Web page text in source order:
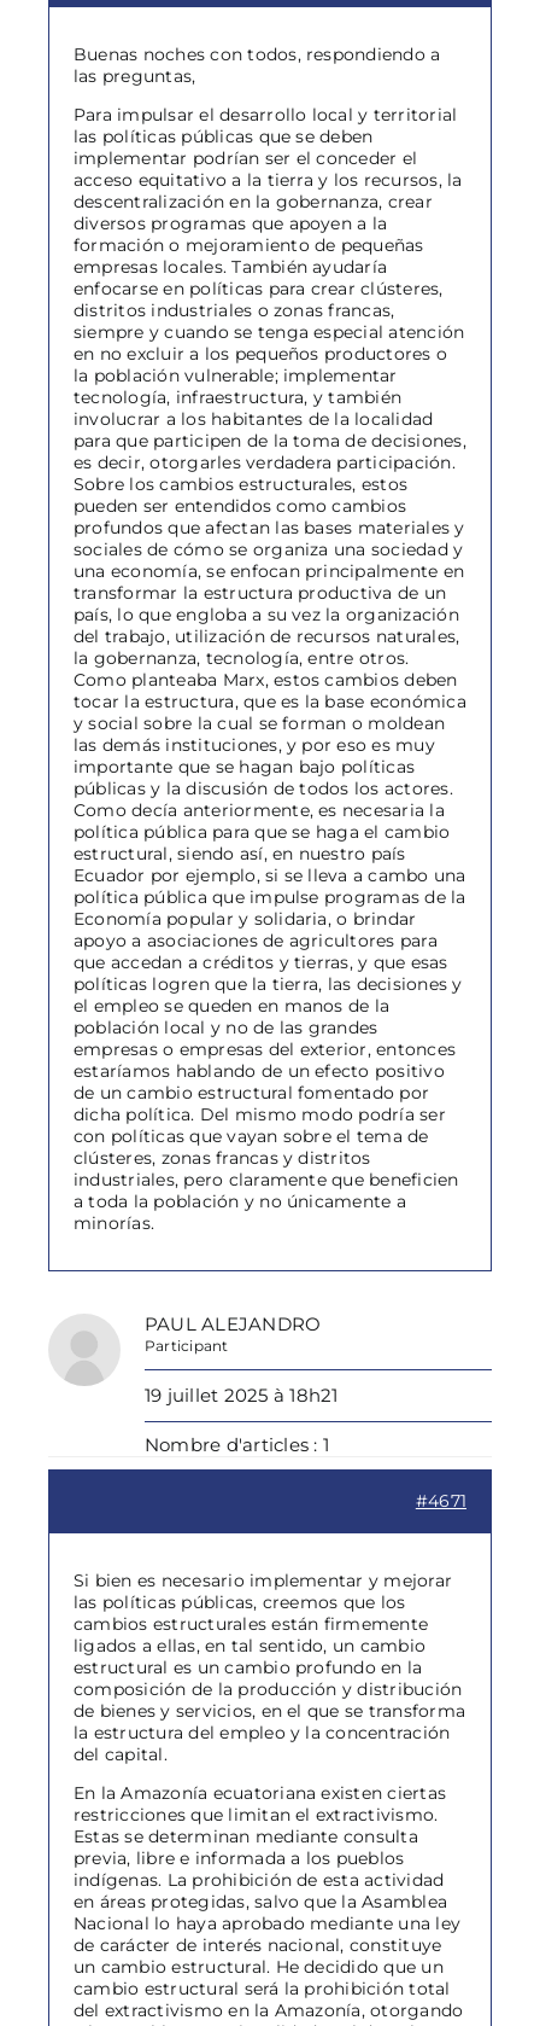
Buenas noches con todos, respondiendo a
las preguntas,
Para impulsar el desarrollo local y territorial
las políticas públicas que se deben
implementar podrían ser el conceder el
acceso equitativo a la tierra y los recursos, la
descentralización en la gobernanza, crear
diversos programas que apoyen a la
formación o mejoramiento de pequeñas
empresas locales. También ayudaría
enfocarse en políticas para crear clústeres,
distritos industriales o zonas francas,
siempre y cuando se tenga especial atención
en no excluir a los pequeños productores o
la población vulnerable; implementar
tecnología, infraestructura, y también
involucrar a los habitantes de la localidad
para que participen de la toma de decisiones,
es decir, otorgarles verdadera participación.
Sobre los cambios estructurales, estos
pueden ser entendidos como cambios
profundos que afectan las bases materiales y
sociales de cómo se organiza una sociedad y
una economía, se enfocan principalmente en
transformar la estructura productiva de un
país, lo que engloba a su vez la organización
del trabajo, utilización de recursos naturales,
la gobernanza, tecnología, entre otros.
Como planteaba Marx, estos cambios deben
tocar la estructura, que es la base económica
y social sobre la cual se forman o moldean
las demás instituciones, y por eso es muy
importante que se hagan bajo políticas
públicas y la discusión de todos los actores.
Como decía anteriormente, es necesaria la
política pública para que se haga el cambio
estructural, siendo así, en nuestro país
Ecuador por ejemplo, si se lleva a cambo una
política pública que impulse programas de la
Economía popular y solidaria, o brindar
apoyo a asociaciones de agricultores para
que accedan a créditos y tierras, y que esas
políticas logren que la tierra, las decisiones y
el empleo se queden en manos de la
población local y no de las grandes
empresas o empresas del exterior, entonces
estaríamos hablando de un efecto positivo
de un cambio estructural fomentado por
dicha política. Del mismo modo podría ser
con políticas que vayan sobre el tema de
clústeres, zonas francas y distritos
industriales, pero claramente que beneficien
a toda la población y no únicamente a
minorías.
PAUL ALEJANDRO
Participant
19 juillet 2025 à 18h21
Nombre d'articles : 1
#4671
Si bien es necesario implementar y mejorar
las políticas públicas, creemos que los
cambios estructurales están firmemente
ligados a ellas, en tal sentido, un cambio
estructural es un cambio profundo en la
composición de la producción y distribución
de bienes y servicios, en el que se transforma
la estructura del empleo y la concentración
del capital.
En la Amazonía ecuatoriana existen ciertas
restricciones que limitan el extractivismo.
Estas se determinan mediante consulta
previa, libre e informada a los pueblos
indígenas. La prohibición de esta actividad
en áreas protegidas, salvo que la Asamblea
Nacional lo haya aprobado mediante una ley
de carácter de interés nacional, constituye
un cambio estructural. He decidido que un
cambio estructural será la prohibición total
del extractivismo en la Amazonía, otorgando